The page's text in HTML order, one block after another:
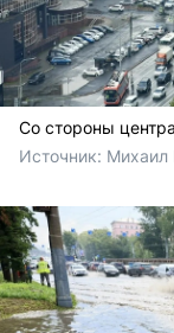
Со стороны
Источник: Михаил